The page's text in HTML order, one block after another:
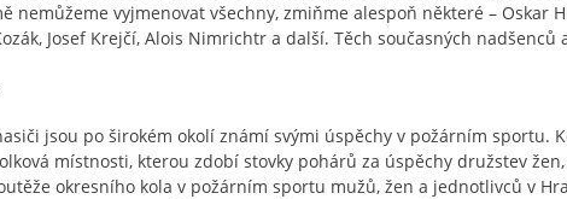
nemůžeme vyjmenovat všechny, zmiňme alespoň některé – Oskar
Josef Krejčí, Alois Nimrichtr a další. Těch současných
jsou po širokém okolí známí svými úspěchy v požárním sportu.
místnosti, kterou zdobí stovky pohárů za úspěchy družstev
okresního kola v požárním sportu mužů, žen a jednotlivců v